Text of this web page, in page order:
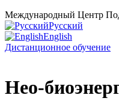
Международный Центр
Русский
English
Дистанционное обучение
Нео-